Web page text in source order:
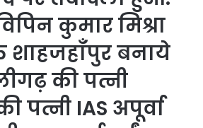
कुमार मिश्रा
बनाये
की पत्नी
पत्नी IAS अपूर्वा